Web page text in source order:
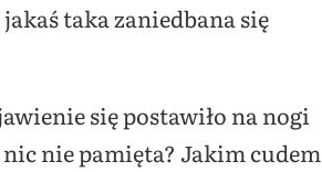
taka zaniedbana się
się postawiło na nogi
nic nie pamięta? Jakim cudem